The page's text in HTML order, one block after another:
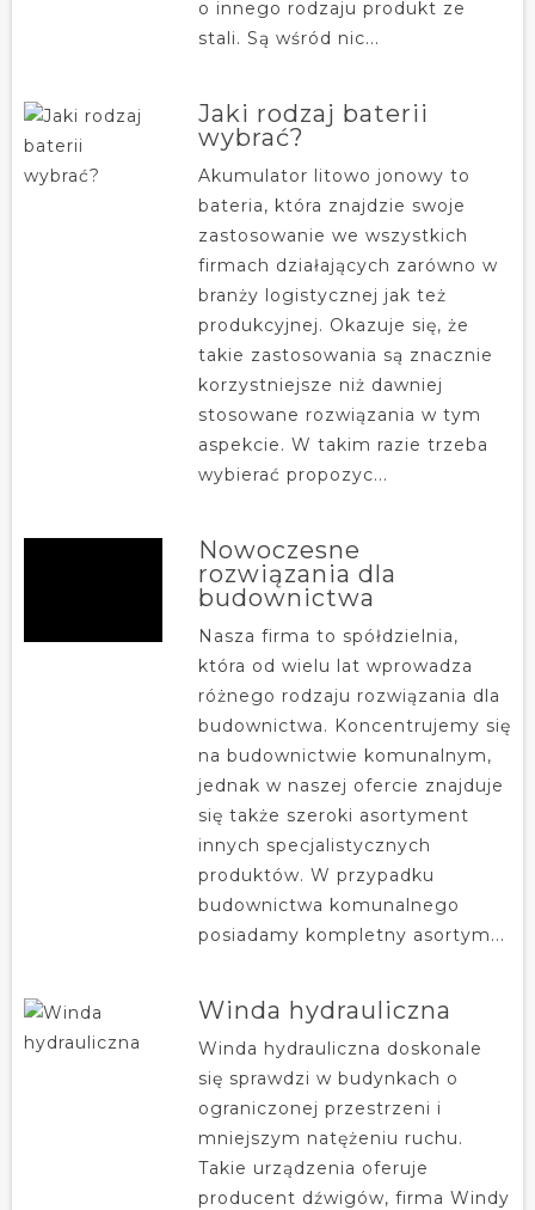
o innego rodzaju produkt ze
stali. Są wśród nic...
Jaki rodzaj baterii
wybrać?
Akumulator litowo jonowy to
bateria, która znajdzie swoje
zastosowanie we wszystkich
firmach działających zarówno w
branży logistycznej jak też
produkcyjnej. Okazuje się, że
takie zastosowania są znacznie
korzystniejsze niż dawniej
stosowane rozwiązania w tym
aspekcie. W takim razie trzeba
wybierać propozyc...
Nowoczesne
rozwiązania dla
budownictwa
Nasza firma to spółdzielnia,
która od wielu lat wprowadza
różnego rodzaju rozwiązania dla
budownictwa. Koncentrujemy się
na budownictwie komunalnym,
jednak w naszej ofercie znajduje
się także szeroki asortyment
innych specjalistycznych
produktów. W przypadku
budownictwa komunalnego
posiadamy kompletny asortym...
Winda hydrauliczna
Winda hydrauliczna doskonale
się sprawdzi w budynkach o
ograniczonej przestrzeni i
mniejszym natężeniu ruchu.
Takie urządzenia oferuje
producent dźwigów, firma Windy